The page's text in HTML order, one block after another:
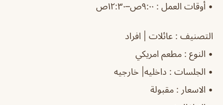
‏• أوقات العمل : ٩:٠٠ص–١٢:٣٠ص
التصنيف : عائلات | افراد
‏• النوع : مطعم امريكي
‏• الجلسات : داخليه| خارجيه
‏• الاسعار : مقبولة